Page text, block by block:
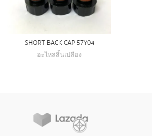
SHORT BACK CAP 57Y04
อะไหล่สิ้นเปลือง